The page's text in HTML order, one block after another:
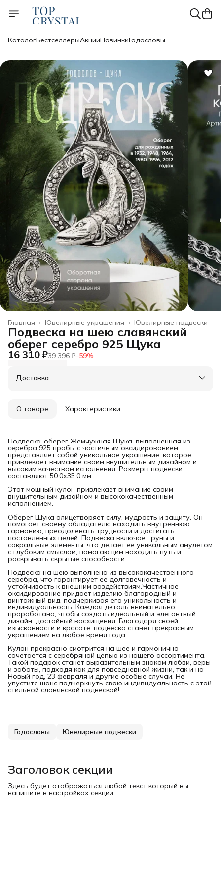
КаталогБестселлерыАкцииНовинкиГодословы
Ювелирные подвески
Ювелирные украшения ›
Главная ›
Подвеска на шею славянский
оберег серебро 925 Щука
16 310 ₽39 396 ₽−59%
Доставка
О товаре Характеристики
Подвеска-оберег Жемчужная Щука, выполненная из
серебра 925 пробы с частичным оксидированием,
представляет собой уникальное украшение, которое
привлекает внимание своим внушительным дизайном и
высоким качеством исполнения. Размеры подвески
составляют 50.0х35.0 мм.
Этот мощный кулон привлекает внимание своим
внушительным дизайном и высококачественным
исполнением.
Оберег Щука олицетворяет силу, мудрость и защиту. Он
помогает своему обладателю находить внутреннюю
гармонию, преодолевать трудности и достигать
поставленных целей. Подвеска включает руны и
сакральные элементы, что делает ее уникальным амулетом
с глубоким смыслом, помогающим находить путь и
раскрывать скрытые способности.
Подвеска на шею выполнена из высококачественного
серебра, что гарантирует ее долговечность и
устойчивость к внешним воздействиям.Частичное
оксидирование придает изделию благородный и
винтажный вид, подчеркивая его уникальность и
индивидуальность. Каждая деталь внимательно
проработана, чтобы создать идеальный и элегантный
дизайн, достойный восхищения. Благодаря своей
изысканности и красоте, подвеска станет прекрасным
украшением на любое время года.
Кулон прекрасно смотрится на шее и гармонично
сочетается с серебряной цепью из нашего ассортимента.
Такой подарок станет выразительным знаком любви, веры
и заботы, подходя как для повседневной жизни, так и на
Новый год, 23 февраля и другие особые случаи. Не
упустите шанс подчеркнуть свою индивидуальность с этой
стильной славянской подвеской!
Годословы Ювелирные подвески
Заголовок секции
Здесь будет отображаться любой текст который вы
напишите в настройках секции